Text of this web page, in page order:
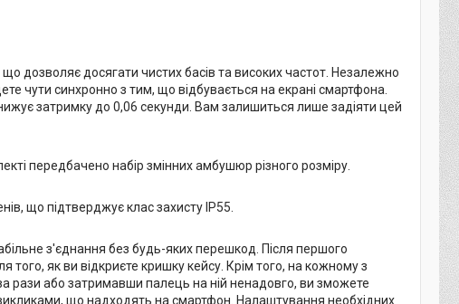
дозволяє досягати чистих басів та високих частот. Незалежно
чути синхронно з тим, що відбувається на екрані смартфона.
затримку до 0,06 секунди. Вам залишиться лише задіяти цей
передбачено набір змінних амбушюр різного розміру.
що підтверджує клас захисту IP55.
з'єднання без будь-яких перешкод. Після першого
того, як ви відкриєте кришку кейсу. Крім того, на кожному з
рази або затримавши палець на ній ненадовго, ви зможете
що надходять на смартфон. Налаштування необхідних